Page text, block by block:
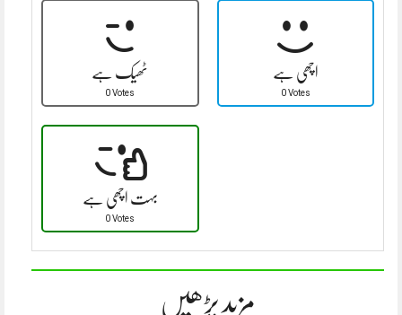
ٹھیک ہے
0 Votes
اچھی ہے
0 Votes
بہت اچھی ہے
0 Votes
مزید پڑھیں